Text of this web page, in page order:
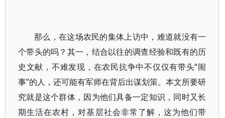
那么，在这场农民的集体上访中，难道就没有一
个带头的吗？其一，结合以往的调查经验和既有的历
史文献，不难发现，在农民抗争中不仅仅有带头“闹
事”的人，还可能有军师在背后出谋划策。本文所要研
究就是这个群体，因为他们具备一定知识，同时又长
期生活在农村，对基层社会非常了解，这为他们带